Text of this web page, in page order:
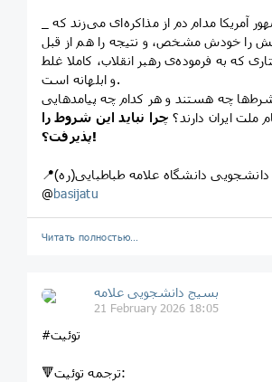
_ رئیس جمهور آمریکا مدام دم از مذاکره‌ای می‌زند که
را خودش مشخص، و نتیجه‌ را هم از قبل
که به فرموده‌ی رهبر انقلاب، کاملا غلط
و ابلهانه است.
چه هستند و هر کدام چه پیامدهایی
ملت ایران دارند؟ چرا نباید این شروط را
پذیرفت؟!
دانشجویی دانشگاه علامه طباطبایی(ره)
@basijatu
Читать полностью…
بسیج دانشجویی علامه
21 February 2026 18:05
#توئیت
🔻ترجمه توئیت: